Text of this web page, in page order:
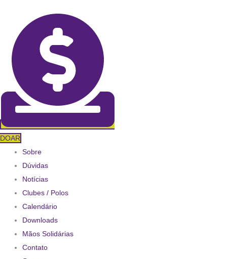
conteúdo
DOAR
Sobre
Dúvidas
Notícias
Clubes / Polos
Calendário
Downloads
Mãos Solidárias
Contato